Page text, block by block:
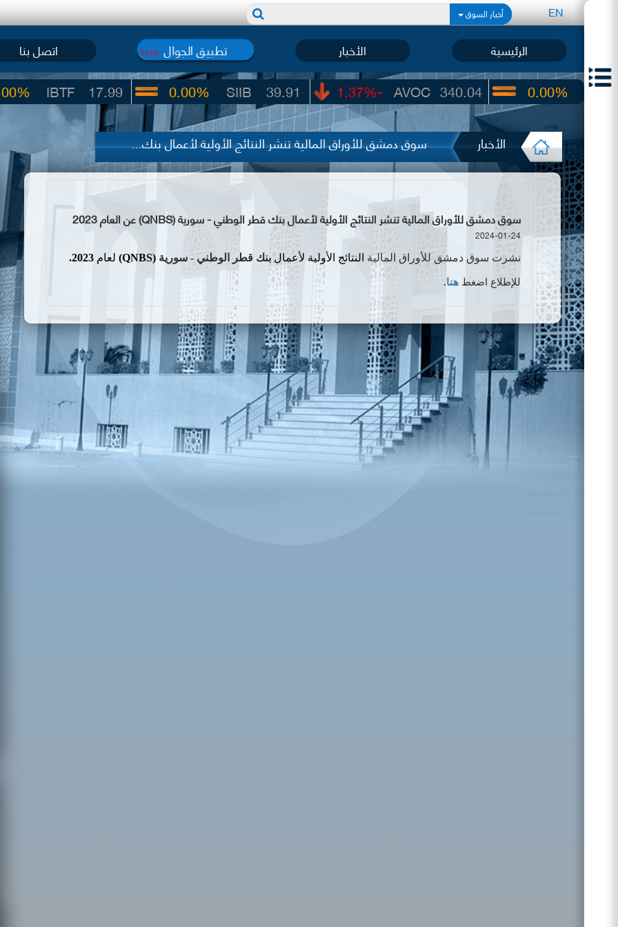
EN أخبار السوق
الرئيسية الأخبار تطبيق الجوال جديد اتصل بنا
17.99 39.91
SIIB
0.00% 340.04
AVOC
-1.37% 22.65
UIC
0.00%
الأخبار سوق دمشق للأوراق المالية تنشر النتائج الأولية لأعمال بنك...
سوق دمشق للأوراق المالية تنشر النتائج الأولية لأعمال بنك قطر الوطني - سورية (QNBS) عن العام 2023
2024-01-24
نشرت سوق دمشق للأوراق المالية النتائج الأولية لأعمال بنك قطر الوطني - سورية (QNBS) لعام 2023.
للإطلاع اضغط هنا.